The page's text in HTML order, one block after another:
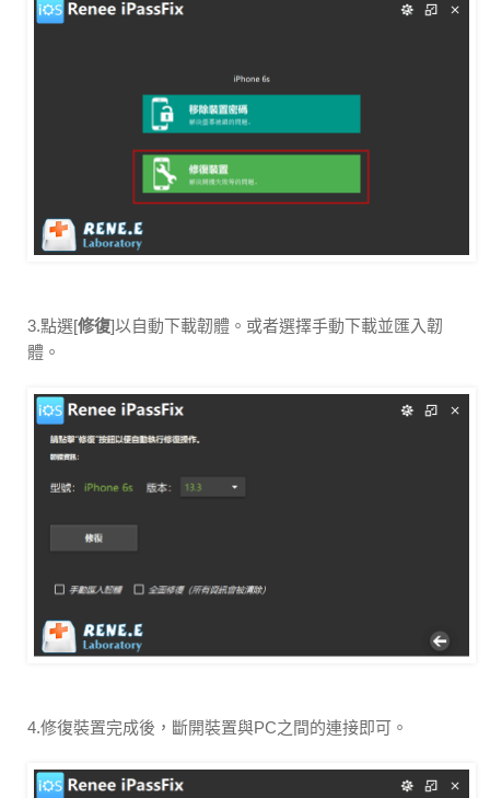
3.點選[修復]以自動下載韌體。或者選擇手動下載並匯入韌
體。
4.修復裝置完成後，斷開裝置與PC之間的連接即可。